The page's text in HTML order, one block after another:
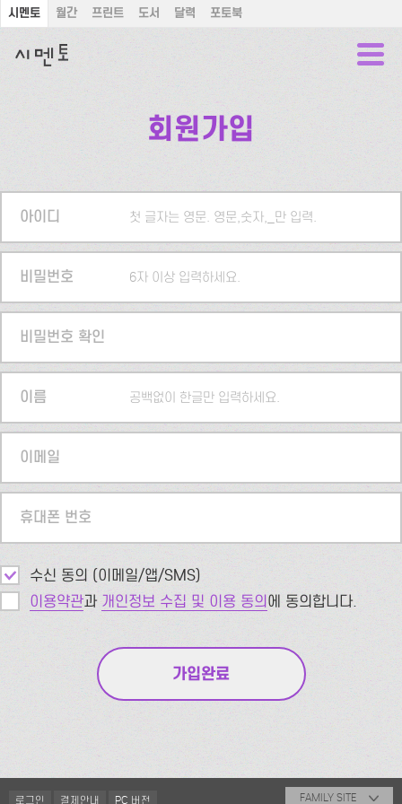
시멘토 월간 프린트 도서 달력 포토북
회원가입
아이디 첫 글자는 영문. 영문,숫자,_만 입력.
비밀번호 6자 이상 입력하세요.
비밀번호 확인
이름 공백없이 한글만 입력하세요.
이메일
휴대폰 번호
수신 동의 (이메일/앱/SMS)
이용약관과 개인정보 수집 및 이용 동의에 동의합니다.
로그인 결제안내 PC 버전 FAMILY SITE